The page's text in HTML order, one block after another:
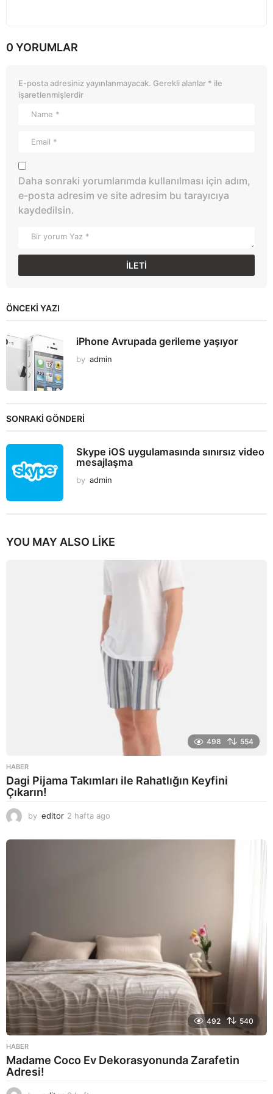
0 YORUMLAR
E-posta adresiniz yayınlanmayacak. Gerekli alanlar * ile
işaretlenmişlerdir
Daha sonraki yorumlarımda kullanılması için adım,
e-posta adresim ve site adresim bu tarayıcıya
kaydedilsin.
ÖNCEKI YAZI
iPhone Avrupada gerileme yaşıyor
by admin
SONRAKİ GÖNDERİ
Skype iOS uygulamasında sınırsız video
mesajlaşma
by admin
YOU MAY ALSO LIKE
498 554
HABER
Dagi Pijama Takımları ile Rahatlığın Keyfini
Çıkarın!
by editor 2 hafta ago
y
492 540
HABER
Madame Coco Ev Dekorasyonunda Zarafetin
Adresi!